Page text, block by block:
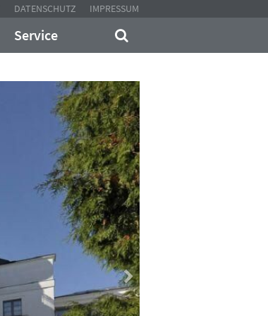
DATENSCHUTZ IMPRESSUM
Service